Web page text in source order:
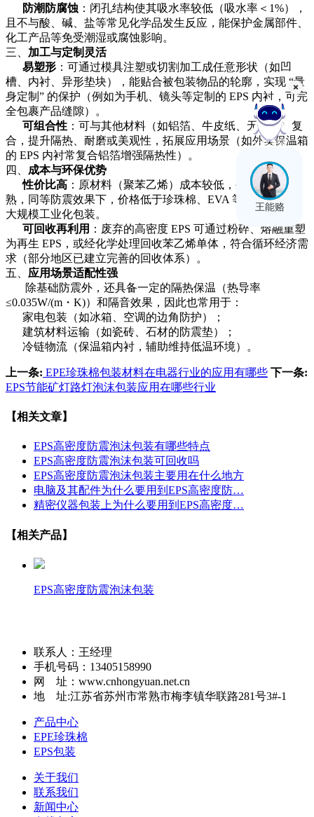
防潮防腐蚀 ：闭孔结构使其吸水率较低（吸水率＜ 1%），
且不与酸、碱、盐等常见化学品发生反应，能保护金属部件、
化工产品等免受潮湿或腐蚀影响。
三、 加工与定制灵活
易塑形 ：可通过模具注塑或切割加工成任意形状（如凹
槽、内衬、异形垫块），能贴合被包装物品的轮廓，实现 “量
身定制” 的保护（例如为手机、镜头等定制的 EPS 内衬，可完
全包裹产品缝隙）。
可组合性 ：可与其他材料（如铝箔、牛皮纸、无纺布）复
合，提升隔热、耐磨或美观性，拓展应用场景（如外卖保温箱
的 EPS 内衬常复合铝箔增强隔热性）。
四、 成本与环保优势
性价比高 ：原材料（聚苯乙烯）成本较低，生产工艺成
熟，同等防震效果下，价格低于珍珠棉、 EVA 等材料，适合
大规模工业化包装。
可回收再利用 ：废弃的高密度 EPS 可通过粉碎、熔融重塑
为再生 EPS，或经化学处理回收苯乙烯单体，符合循环经济需
求（部分地区已建立完善的回收体系）。
五、 应用场景适配性强
除基础防震外，还具备一定的隔热保温（热导率
≤0.035W/(m・K)）和隔音效果，因此也常用于：
家电包装（如冰箱、空调的边角防护）；
建筑材料运输（如瓷砖、石材的防震垫）；
冷链物流（保温箱内衬，辅助维持低温环境）。
上一条: EPE珍珠棉包装材料在电器行业的应用有哪些 下一条:
EPS节能矿灯路灯泡沫包装应用在哪些行业
【相关文章】
EPS高密度防震泡沫包装有哪些特点
EPS高密度防震泡沫包装可回收吗
EPS高密度防震泡沫包装主要用在什么地方
电脑及其配件为什么要用到EPS高密度防…
精密仪器包装上为什么要用到EPS高密度…
【相关产品】
EPS高密度防震泡沫包装
联系人：王经理
手机号码：13405158990
网 址：www.cnhongyuan.net.cn
地 址:江苏省苏州市常熟市梅李镇华联路281号3#-1
产品中心
EPE珍珠棉
EPS包装
关于我们
联系我们
新闻中心
在线客服
王能赂